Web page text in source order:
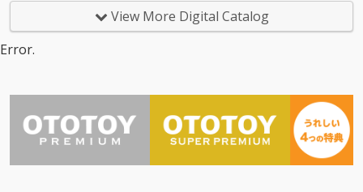
「美少女」「ケケケ」
に加え、 アルバムリー
新曲を収録した充実の
一作。
View More Digital Catalog
Error.